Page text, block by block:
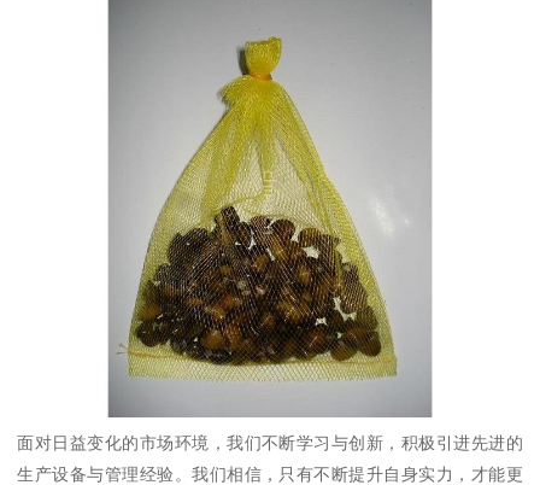
面对日益变化的市场环境，我们不断学习与创新，积极引进先进的
生产设备与管理经验。我们相信，只有不断提升自身实力，才能更